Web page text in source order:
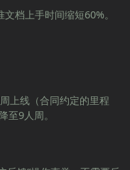
档上手时间缩短60%。
上线（合同约定的里程
至9人周。